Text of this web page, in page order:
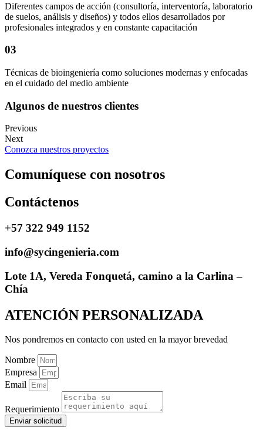
Diferentes campos de acción (consultoría, interventoría, laboratorio
de suelos, análisis y diseños) y todos ellos desarrollados por
profesionales integrados y en constante capacitación
03
Técnicas de bioingeniería como soluciones modernas y enfocadas
en el cuidado del medio ambiente
Algunos de nuestros clientes
Previous
Next
Conozca nuestros proyectos
Comuníquese con nosotros
Contáctenos
+57 322 949 1152
info@sycingenieria.com
Lote 1A, Vereda Fonquetá, camino a la Carlina –
Chía
ATENCIÓN PERSONALIZADA
Nos pondremos en contacto con usted en la mayor brevedad
Nombre
Empresa
Email
Requerimiento
Enviar solicitud